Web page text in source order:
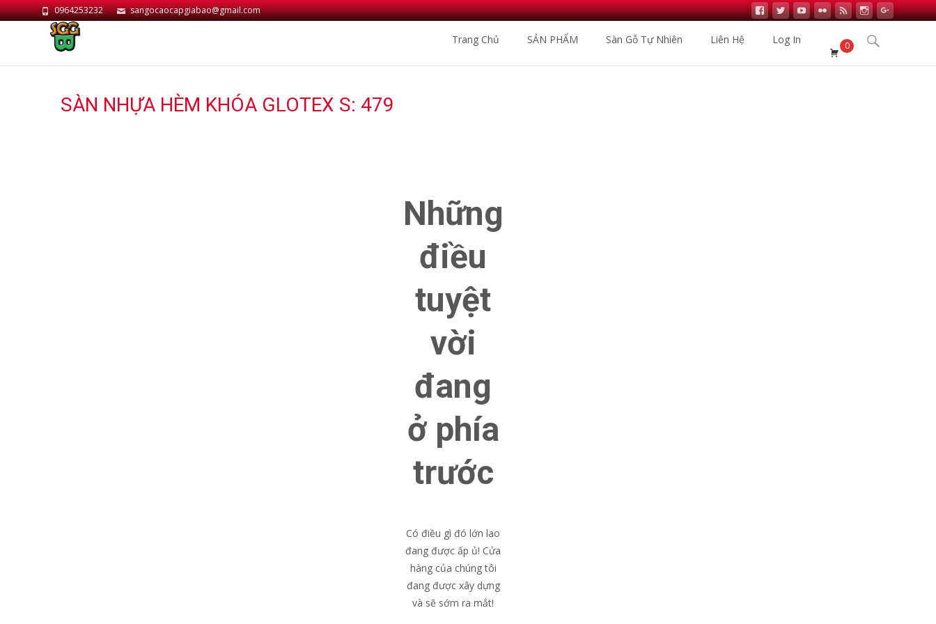
0964253232 sangocaocapgiabao@gmail.com
content
Trang Chủ SẢN PHẨM Sàn Gỗ Tự Nhiên Liên Hệ Log In 0
Search
SÀN NHỰA HÈM KHÓA GLOTEX S: 479
Những
điều
tuyệt
vời
đang
ở phía
trước
Có điều gì đó lớn lao
đang được ấp ủ! Cửa
hàng của chúng tôi
đang được xây dựng
và sẽ sớm ra mắt!